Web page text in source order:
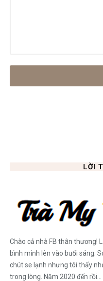
LỜI
Chào cả nhà FB thân thương!
bình minh lên vào buổi sáng.
chút se lạnh nhưng tôi thấy
trong lòng. Năm 2020 đến